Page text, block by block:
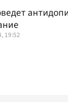
19:52